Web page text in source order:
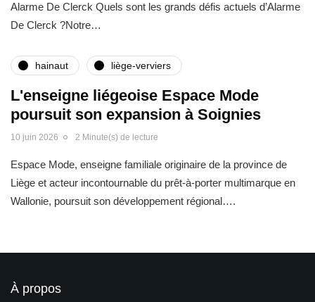
Alarme De Clerck Quels sont les grands défis actuels d’Alarme
De Clerck ?Notre…
hainaut liège-verviers
L'enseigne liégeoise Espace Mode
poursuit son expansion à Soignies
10 juin 2026 2 Minute(s) de lecture
Espace Mode, enseigne familiale originaire de la province de
Liège et acteur incontournable du prêt-à-porter multimarque en
Wallonie, poursuit son développement régional….
À propos